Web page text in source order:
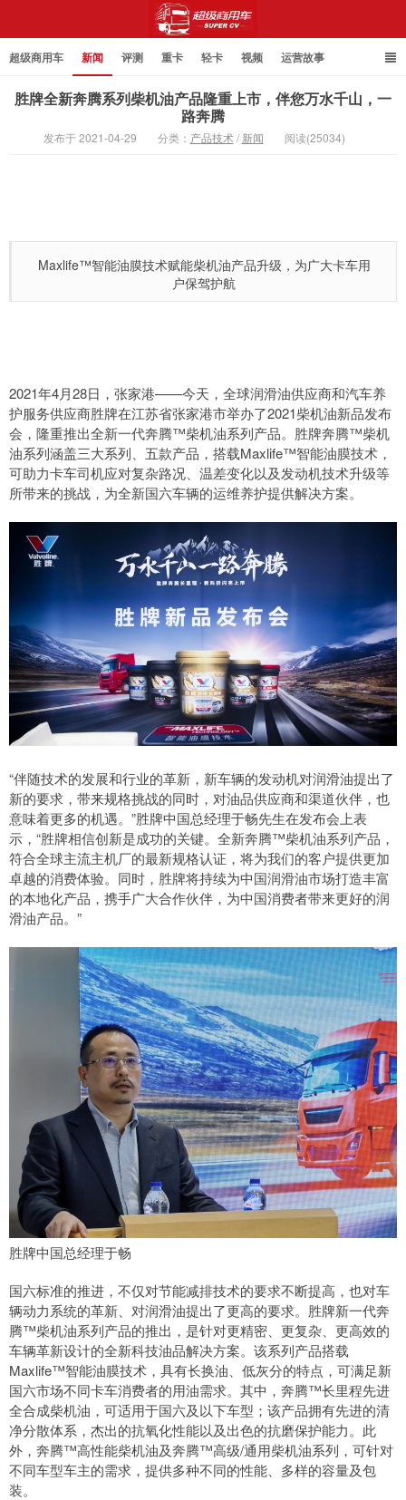
超级商用车
超级商用车 新闻 评测 重卡 轻卡 视频 运营故事
胜牌全新奔腾系列柴机油产品隆重上市，伴您万水千山，一
路奔腾
发布于 2021-04-29 分类： 产品技术/ 新闻 阅读(25034)
Maxlife™智能油膜技术赋能柴机油产品升级，为广大卡车用
户保驾护航
2021年4月28日，张家港——今天，全球润滑油供应商和汽车养
护服务供应商胜牌在江苏省张家港市举办了2021柴机油新品发布
会，隆重推出全新一代奔腾™柴机油系列产品。胜牌奔腾™柴机
油系列涵盖三大系列、五款产品，搭载Maxlife™智能油膜技术，
可助力卡车司机应对复杂路况、温差变化以及发动机技术升级等
所带来的挑战，为全新国六车辆的运维养护提供解决方案。
“伴随技术的发展和行业的革新，新车辆的发动机对润滑油提出了
新的要求，带来规格挑战的同时，对油品供应商和渠道伙伴，也
意味着更多的机遇。”胜牌中国总经理于畅先生在发布会上表
示，“胜牌相信创新是成功的关键。全新奔腾™柴机油系列产品，
符合全球主流主机厂的最新规格认证，将为我们的客户提供更加
卓越的消费体验。同时，胜牌将持续为中国润滑油市场打造丰富
的本地化产品，携手广大合作伙伴，为中国消费者带来更好的润
滑油产品。”
胜牌中国总经理于畅
国六标准的推进，不仅对节能减排技术的要求不断提高，也对车
辆动力系统的革新、对润滑油提出了更高的要求。胜牌新一代奔
腾™柴机油系列产品的推出，是针对更精密、更复杂、更高效的
车辆革新设计的全新科技油品解决方案。该系列产品搭载
Maxlife™智能油膜技术，具有长换油、低灰分的特点，可满足新
国六市场不同卡车消费者的用油需求。其中，奔腾™长里程先进
全合成柴机油，可适用于国六及以下车型；该产品拥有先进的清
净分散体系，杰出的抗氧化性能以及出色的抗磨保护能力。此
外，奔腾™高性能柴机油及奔腾™高级/通用柴机油系列，可针对
不同车型车主的需求，提供多种不同的性能、多样的容量及包
装。